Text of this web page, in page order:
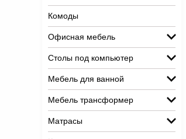
Комоды
Офисная мебель
Столы под компьютер
Мебель для ванной
Мебель трансформер
Матрасы